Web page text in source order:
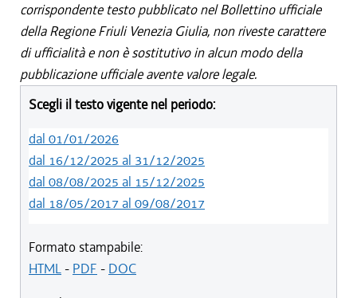
corrispondente testo pubblicato nel Bollettino ufficiale
della Regione Friuli Venezia Giulia, non riveste carattere
di ufficialità e non è sostitutivo in alcun modo della
pubblicazione ufficiale avente valore legale.
Scegli il testo vigente nel periodo:
dal 01/01/2026
dal 16/12/2025 al 31/12/2025
dal 08/08/2025 al 15/12/2025
dal 18/05/2017 al 09/08/2017
Formato stampabile:
HTML- PDF - DOC